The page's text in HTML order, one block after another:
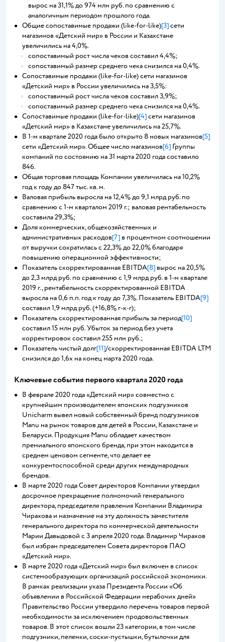
вырос на 31,1% до 974 млн руб. по сравнению с
аналогичным периодом прошлого года.
Общие сопоставимые продажи (like-for-like)[3]сети
магазинов «Детский мир» в России и Казахстане
увеличились на 4,0%.
сопоставимый рост числа чеков составил 4,4%;
сопоставимый размер среднего чека снизился на 0,4%.
Сопоставимые продажи (like-for-like) сети магазинов
«Детский мир» в России увеличились на 3,5%:
сопоставимый рост числа чеков составил 3,9%;
сопоставимый размер среднего чека снизился на 0,4%.
Сопоставимые продажи (like-for-like)[4]сети магазинов
«Детский мир» в Казахстане увеличились на 25,7%.
В 1-м квартале 2020 года было открыто 8 новых магазинов[5]
сети «Детский мир». Общее число магазинов[6] Группы
компаний по состоянию на 31 марта 2020 года составило
846.
Общая торговая площадь Компании увеличилась на 10,2%
год к году до 847 тыс. кв. м.
Валовая прибыль выросла на 12,4% до 9,1 млрд руб. по
сравнению c 1-м кварталом 2019 г.; валовая рентабельность
составила 29,3%;
Доля коммерческих, общехозяйственных и
административных расходов[7] в процентном соотношении
от выручки сократилась с 22,3% до 22,0% благодаря
повышению операционной эффективности;
Показатель скорректированная EBITDA[8] вырос на 20,5%
до 2,3 млрд руб. по сравнению с 1,9 млрд руб. в 1-м квартале
2019 г., рентабельность скорректированной EBITDA
выросла на 0,6 п.п. год к году до 7,3%. Показатель EBITDA[9]
составил 1,9 млрд руб. (+16,8% г-к-г);
Показатель скорректированная прибыль за период[10]
составил 15 млн руб. Убыток за период без учета
корректировок составил 255 млн руб.;
Показатель чистый долг[11]/скорректированная EBITDA LTM
снизился до 1,6х на конец марта 2020 года.
Ключевые события первого квартала 2020 года
В феврале 2020 года «Детский мир» совместно с
крупнейшим производителем японских подгузников
Unicharm вывел новый собственный бренд подгузников
Manu на рынок товаров для детей в России, Казахстане и
Беларуси. Продукция Manu обладает качеством
премиального японского бренда, при этом находится в
среднем ценовом сегменте, что делает ее
конкурентоспособной среди других международных
брендов.
В марте 2020 года Совет директоров Компании утвердил
досрочное прекращение полномочий генерального
директора, председателя правления Компании Владимира
Чирахова и назначение на эту должность заместителя
генерального директора по коммерческой деятельности
Марии Давыдовой с 3 апреля 2020 года. Владимир Чирахов
был избран председателем Совета директоров ПАО
«Детский мир».
В марте 2020 года «Детский мир» был включен в список
системообразующих организаций российской экономики.
В рамках реализации указа Президента России «Об
объявлении в Российской Федерации нерабочих дней»
Правительство России утвердило перечень товаров первой
необходимости за исключением продовольственных
товаров. В этот список вошли 23 категории, в том числе
подгузники, пеленки, соски-пустышки, бутылочки для